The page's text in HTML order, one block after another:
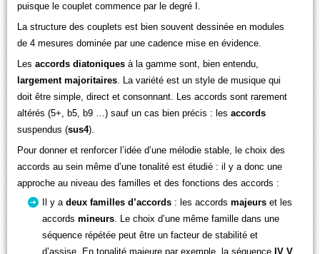
puisque le couplet commence par le degré I.
La structure des couplets est bien souvent dessinée en modules
de 4 mesures dominée par une cadence mise en évidence.
Lesaccords diatoniquesà la gamme sont, bien entendu,
largement majoritaires. La variété est un style de musique qui
doit être simple, direct et consonnant. Les accords sont rarement
altérés (5+, b5, b9 …) sauf un cas bien précis : lesaccords
suspendus (sus4).
Pour donner et renforcer l’idée d’une mélodie stable, le choix des
accords au sein même d’une tonalité est étudié : il y a donc une
approche au niveau des familles et des fonctions des accords :
Il y adeux familles d’accords : les accordsmajeurs et les
accordsmineurs. Le choix d’une même famille dans une
séquence répétée peut être un facteur de stabilité et
d’assise. En tonalité majeure par exemple, la séquence IV V